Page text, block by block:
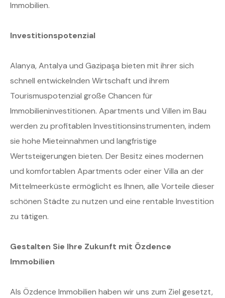
Immobilien.
Investitionspotenzial
Alanya, Antalya und Gazipaşa bieten mit ihrer sich
schnell entwickelnden Wirtschaft und ihrem
Tourismuspotenzial große Chancen für
Immobilieninvestitionen. Apartments und Villen im Bau
werden zu profitablen Investitionsinstrumenten, indem
sie hohe Mieteinnahmen und langfristige
Wertsteigerungen bieten. Der Besitz eines modernen
und komfortablen Apartments oder einer Villa an der
Mittelmeerküste ermöglicht es Ihnen, alle Vorteile dieser
schönen Städte zu nutzen und eine rentable Investition
zu tätigen.
Gestalten Sie Ihre Zukunft mit Özdence
Immobilien
Als Özdence Immobilien haben wir uns zum Ziel gesetzt,